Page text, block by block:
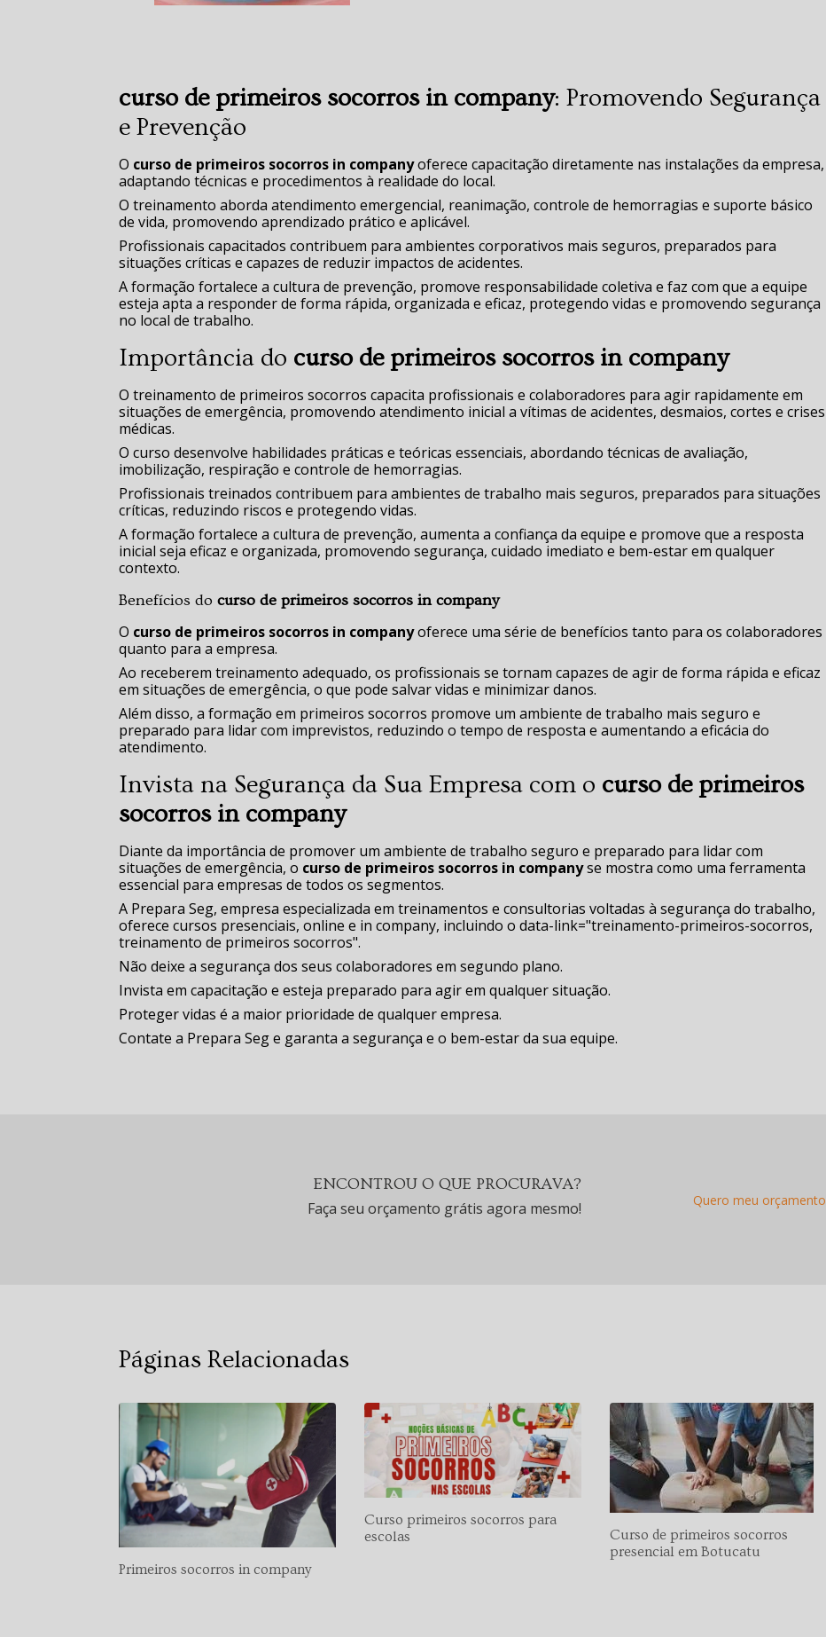
curso de primeiros socorros in company: Promovendo Segurança
e Prevenção
O curso de primeiros socorros in companyoferece capacitação diretamente nas instalações da empresa,
adaptando técnicas e procedimentos à realidade do local.
O treinamento aborda atendimento emergencial, reanimação, controle de hemorragias e suporte básico
de vida, promovendo aprendizado prático e aplicável.
Profissionais capacitados contribuem para ambientes corporativos mais seguros, preparados para
situações críticas e capazes de reduzir impactos de acidentes.
A formação fortalece a cultura de prevenção, promove responsabilidade coletiva e faz com que a equipe
esteja apta a responder de forma rápida, organizada e eficaz, protegendo vidas e promovendo segurança
no local de trabalho.
Importância do curso de primeiros socorros in company
O treinamento de primeiros socorros capacita profissionais e colaboradores para agir rapidamente em
situações de emergência, promovendo atendimento inicial a vítimas de acidentes, desmaios, cortes e crises
médicas.
O curso desenvolve habilidades práticas e teóricas essenciais, abordando técnicas de avaliação,
imobilização, respiração e controle de hemorragias.
Profissionais treinados contribuem para ambientes de trabalho mais seguros, preparados para situações
críticas, reduzindo riscos e protegendo vidas.
A formação fortalece a cultura de prevenção, aumenta a confiança da equipe e promove que a resposta
inicial seja eficaz e organizada, promovendo segurança, cuidado imediato e bem-estar em qualquer
contexto.
Benefícios docurso de primeiros socorros in company
O curso de primeiros socorros in companyoferece uma série de benefícios tanto para os colaboradores
quanto para a empresa.
Ao receberem treinamento adequado, os profissionais se tornam capazes de agir de forma rápida e eficaz
em situações de emergência, o que pode salvar vidas e minimizar danos.
Além disso, a formação em primeiros socorros promove um ambiente de trabalho mais seguro e
preparado para lidar com imprevistos, reduzindo o tempo de resposta e aumentando a eficácia do
atendimento.
Invista na Segurança da Sua Empresa com o curso de primeiros
socorros in company
Diante da importância de promover um ambiente de trabalho seguro e preparado para lidar com
situações de emergência, o curso de primeiros socorros in companyse mostra como uma ferramenta
essencial para empresas de todos os segmentos.
A Prepara Seg, empresa especializada em treinamentos e consultorias voltadas à segurança do trabalho,
oferece cursos presenciais, online e in company, incluindo o data-link="treinamento-primeiros-socorros,
treinamento de primeiros socorros".
Não deixe a segurança dos seus colaboradores em segundo plano.
Invista em capacitação e esteja preparado para agir em qualquer situação.
Proteger vidas é a maior prioridade de qualquer empresa.
Contate a Prepara Seg e garanta a segurança e o bem-estar da sua equipe.
ENCONTROU O QUE PROCURAVA?
Faça seu orçamento grátis agora mesmo! Quero meu orçamento
Páginas Relacionadas
Primeiros socorros in company
Curso primeiros socorros para
escolas
Curso de primeiros socorros
presencial em Botucatu